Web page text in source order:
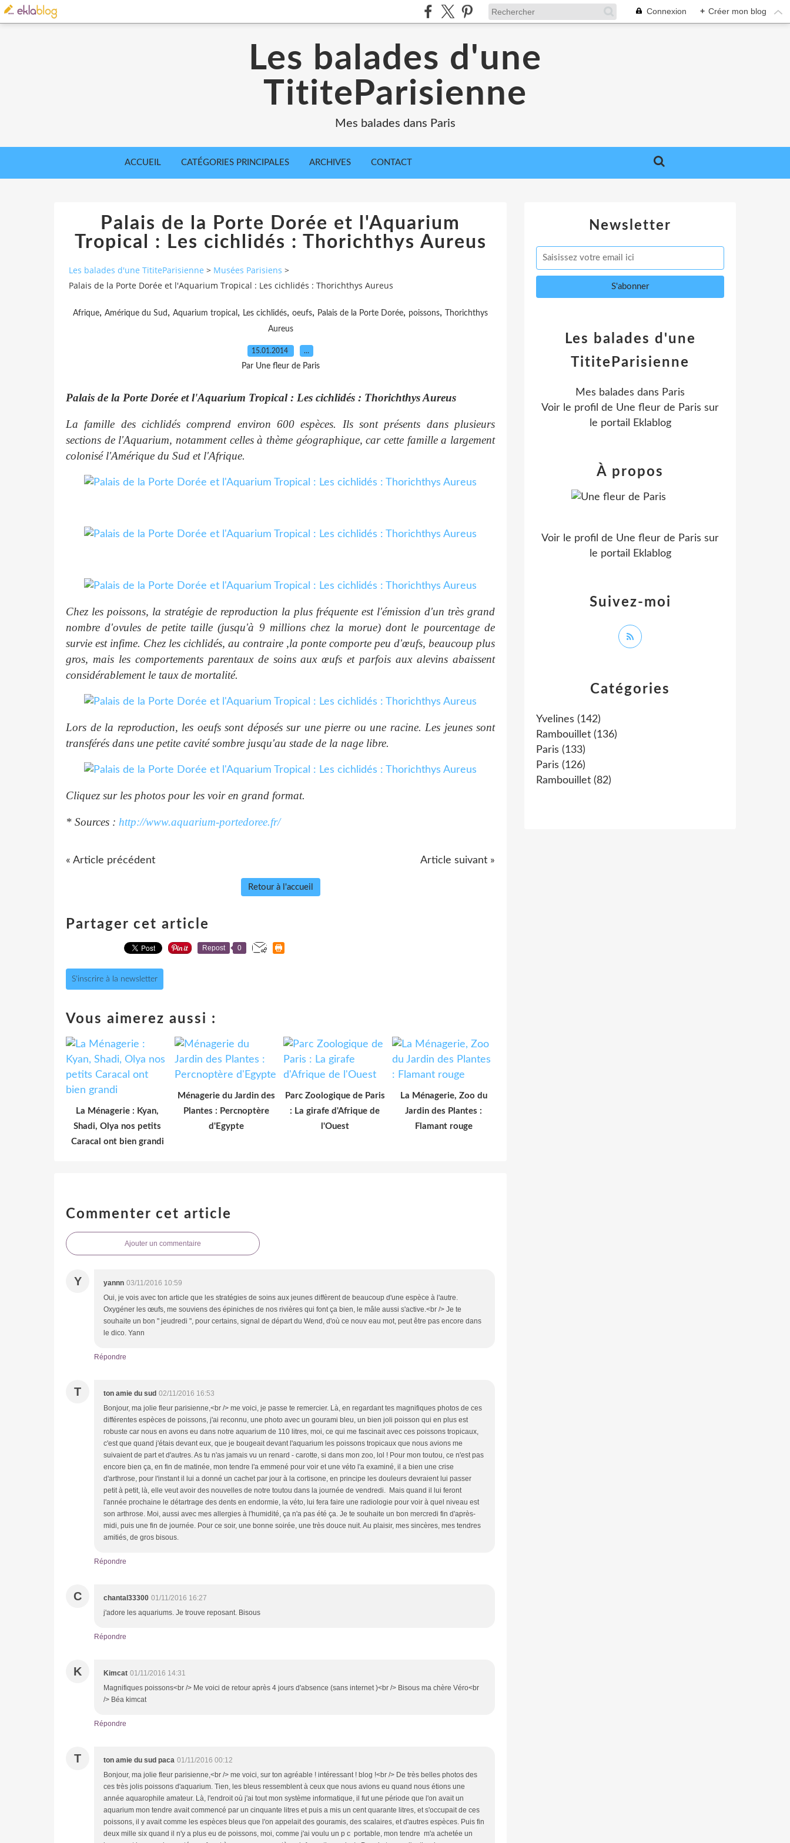
Connexion + Créer mon blog
Les balades d'une
TititeParisienne
Mes balades dans Paris
ACCUEIL CATÉGORIES PRINCIPALES ARCHIVES CONTACT
Palais de la Porte Dorée et l'Aquarium
Tropical : Les cichlidés : Thorichthys Aureus
Les balades d'une TititeParisienne > Musées Parisiens >
Palais de la Porte Dorée et l'Aquarium Tropical : Les cichlidés : Thorichthys Aureus
Afrique, Amérique du Sud , Aquarium tropical , Les cichlidés, oeufs, Palais de la Porte Dorée, poissons,
Thorichthys
Aureus
15.01.2014 …
Par Une fleur de Paris
Palais de la Porte Dorée et l'Aquarium Tropical : Les cichlidés : Thorichthys Aureus
La famille des cichlidés comprend environ 600 espèces. Ils sont présents dans plusieurs
sections de l'Aquarium, notamment celles à thème géographique, car cette famille a largement
colonisé l'Amérique du Sud et l'Afrique.
Chez les poissons, la stratégie de reproduction la plus fréquente est l'émission d'un très grand
nombre d'ovules de petite taille (jusqu'à 9 millions chez la morue) dont le pourcentage de
survie est infime. Chez les cichlidés, au contraire ,la ponte comporte peu d'œufs, beaucoup plus
gros, mais les comportements parentaux de soins aux œufs et parfois aux alevins abaissent
considérablement le taux de mortalité.
Lors de la reproduction, les oeufs sont déposés sur une pierre ou une racine. Les jeunes sont
transférés dans une petite cavité sombre jusqu'au stade de la nage libre.
Cliquez sur les photos pour les voir en grand format.
* Sources : http://www.aquarium-portedoree.fr/
« Article précédent Article suivant »
Retour à l'accueil
Partager cet article
Repost 0
S'inscrire à la newsletter
Vous aimerez aussi :
La Ménagerie : Kyan,
Shadi, Olya nos petits
Caracal ont bien grandi
Ménagerie du Jardin des
Plantes : Percnoptère
d'Egypte
Parc Zoologique de Paris
: La girafe d'Afrique de
l'Ouest
La Ménagerie, Zoo du
Jardin des Plantes :
Flamant rouge
Commenter cet article
Ajouter un commentaire
Y yannn 03/11/2016 10:59
Oui, je vois avec ton article que les stratégies de soins aux jeunes diffèrent de beaucoup d'une espèce à l'autre.
Oxygéner les œufs, me souviens des épiniches de nos rivières qui font ça bien, le mâle aussi s'active.<br /> Je te
souhaite un bon " jeudredi ", pour certains, signal de départ du Wend, d'où ce nouv eau mot, peut être pas encore dans
le dico. Yann
Répondre
T ton amie du sud 02/11/2016 16:53
Bonjour, ma jolie fleur parisienne,<br /> me voici, je passe te remercier. Là, en regardant tes magnifiques photos de ces
différentes espèces de poissons, j'ai reconnu, une photo avec un gourami bleu, un bien joli poisson qui en plus est
robuste car nous en avons eu dans notre aquarium de 110 litres, moi, ce qui me fascinait avec ces poissons tropicaux,
c'est que quand j'étais devant eux, que je bougeait devant l'aquarium les poissons tropicaux que nous avions me
suivaient de part et d'autres. As tu n'as jamais vu un renard - carotte, si dans mon zoo, lol ! Pour mon toutou, ce n'est pas
encore bien ça, en fin de matinée, mon tendre l'a emmené pour voir et une véto l'a examiné, il a bien une crise
d'arthrose, pour l'instant il lui a donné un cachet par jour à la cortisone, en principe les douleurs devraient lui passer
petit à petit, là, elle veut avoir des nouvelles de notre toutou dans la journée de vendredi. Mais quand il lui feront
l'année prochaine le détartrage des dents en endormie, la véto, lui fera faire une radiologie pour voir à quel niveau est
son arthrose. Moi, aussi avec mes allergies à l'humidité, ça n'a pas été ça. Je te souhaite un bon mercredi fin d'après-
midi, puis une fin de journée. Pour ce soir, une bonne soirée, une très douce nuit. Au plaisir, mes sincères, mes tendres
amitiés, de gros bisous.
Répondre
C chantal33300 01/11/2016 16:27
j'adore les aquariums. Je trouve reposant. Bisous
Répondre
K Kimcat 01/11/2016 14:31
Magnifiques poissons<br /> Me voici de retour après 4 jours d'absence (sans internet )<br /> Bisous ma chère Véro<br
/> Béa kimcat
Répondre
T ton amie du sud paca 01/11/2016 00:12
Bonjour, ma jolie fleur parisienne,<br /> me voici, sur ton agréable ! intéressant ! blog !<br /> De très belles photos des
ces très jolis poissons d'aquarium. Tien, les bleus ressemblent à ceux que nous avions eu quand nous étions une
année aquarophile amateur. Là, l'endroit où j'ai tout mon système informatique, il fut une période que l'on avait un
aquarium mon tendre avait commencé par un cinquante litres et puis a mis un cent quarante litres, et s'occupait de ces
poissons, il y avait comme les espèces bleus que l'on appelait des gouramis, des scalaires, et d'autres espèces. Puis fin
deux mille six quand il n'y a plus eu de poissons, moi, comme j'ai voulu un p c portable, mon tendre m'a achetée un
Newsletter
Catégories
Yvelines (142)
Rambouillet (136)
Paris (133)
Paris (126)
Rambouillet (82)
Les balades d'une
TititeParisienne
Mes balades dans Paris
Voir le profil de Une fleur de Paris sur
le portail Eklablog
Suivez-moi
À propos
Voir le profil de Une fleur de Paris sur
le portail Eklablog